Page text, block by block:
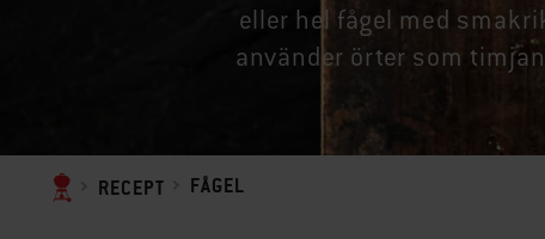
eller hel fågel med
använder örter som
RECEPT FÅGEL